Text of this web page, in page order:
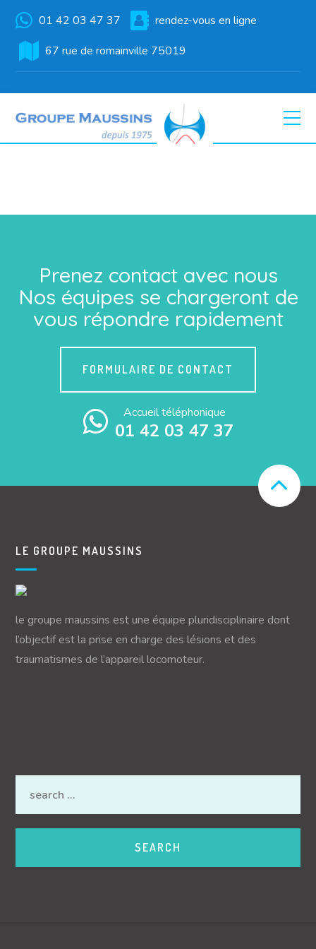
01 42 03 47 37
rendez-vous en ligne
67 rue de romainville 75019
Prenez contact avec nous
Nos équipes se chargeront de
vous répondre rapidement
FORMULAIRE DE CONTACT
Accueil téléphonique
01 42 03 47 37
LE GROUPE MAUSSINS
le groupe maussins est une équipe pluridisciplinaire dont
l’objectif est la prise en charge des lésions et des
traumatismes de l’appareil locomoteur.